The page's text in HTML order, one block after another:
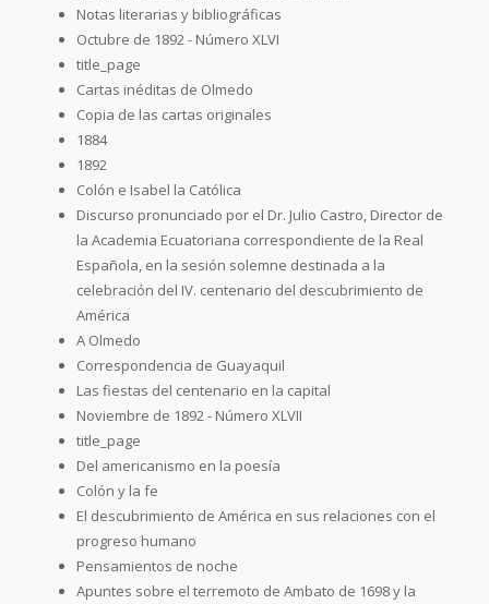
Notas literarias y bibliográficas
Octubre de 1892 - Número XLVI
title_page
Cartas inéditas de Olmedo
Copia de las cartas originales
1884
1892
Colón e Isabel la Católica
Discurso pronunciado por el Dr. Julio Castro, Director de
la Academia Ecuatoriana correspondiente de la Real
Española, en la sesión solemne destinada a la
celebración del IV. centenario del descubrimiento de
América
A Olmedo
Correspondencia de Guayaquil
Las fiestas del centenario en la capital
Noviembre de 1892 - Número XLVII
title_page
Del americanismo en la poesía
Colón y la fe
El descubrimiento de América en sus relaciones con el
progreso humano
Pensamientos de noche
Apuntes sobre el terremoto de Ambato de 1698 y la